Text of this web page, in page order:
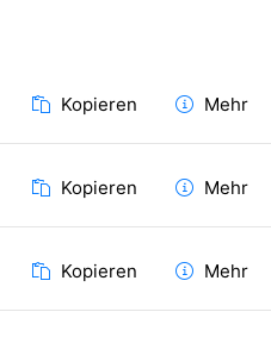
Kopieren Mehr
Kopieren Mehr
Kopieren Mehr